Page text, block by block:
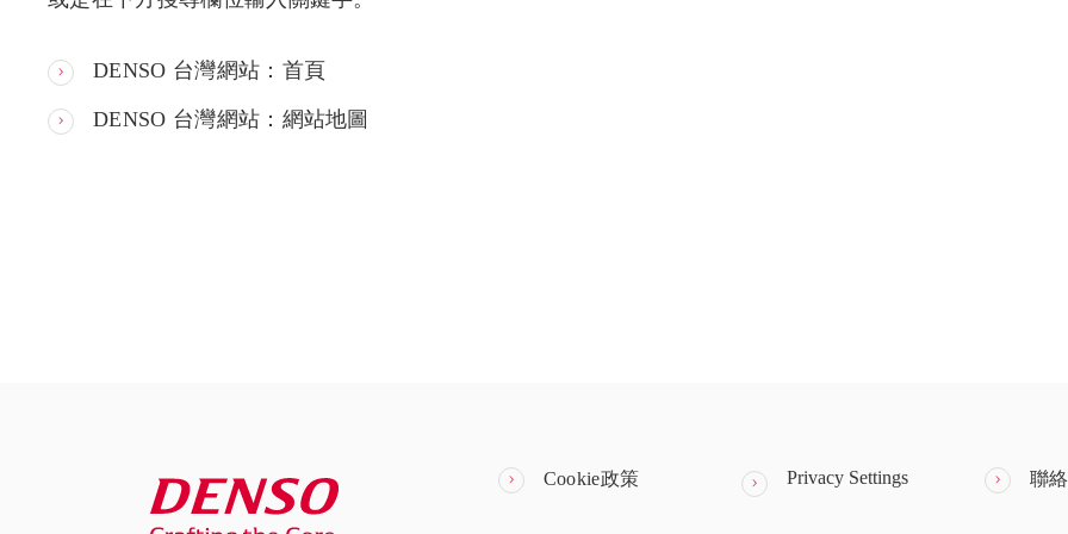
DENSO 台灣網站：首頁
DENSO 台灣網站：網站地圖
Cookie政策 Privacy Settings 聯